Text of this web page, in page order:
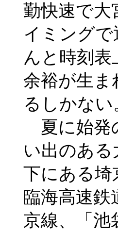
勤快速で大
イミング
んと時刻
余裕が生
るしかない
夏に始発
い出のあ
下にある埼
臨海高速鉄
京線、「池